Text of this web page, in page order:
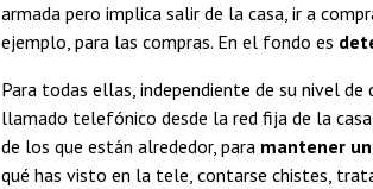
armada pero implica salir de la casa, ir a
ejemplo, para las compras. En el fondo es
Para todas ellas, independiente de su nivel de
llamado telefónico desde la red fija de la
de los que están alrededor, para mantener
qué has visto en la tele, contarse chistes,